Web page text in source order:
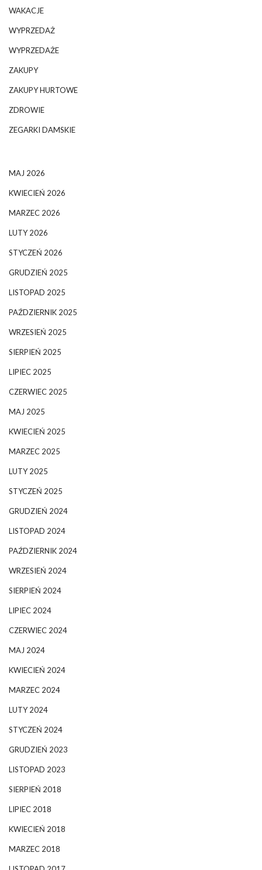
WAKACJE
WYPRZEDAŻ
WYPRZEDAŻE
ZAKUPY
ZAKUPY HURTOWE
ZDROWIE
ZEGARKI DAMSKIE
MAJ 2026
KWIECIEŃ 2026
MARZEC 2026
LUTY 2026
STYCZEŃ 2026
GRUDZIEŃ 2025
LISTOPAD 2025
PAŹDZIERNIK 2025
WRZESIEŃ 2025
SIERPIEŃ 2025
LIPIEC 2025
CZERWIEC 2025
MAJ 2025
KWIECIEŃ 2025
MARZEC 2025
LUTY 2025
STYCZEŃ 2025
GRUDZIEŃ 2024
LISTOPAD 2024
PAŹDZIERNIK 2024
WRZESIEŃ 2024
SIERPIEŃ 2024
LIPIEC 2024
CZERWIEC 2024
MAJ 2024
KWIECIEŃ 2024
MARZEC 2024
LUTY 2024
STYCZEŃ 2024
GRUDZIEŃ 2023
LISTOPAD 2023
SIERPIEŃ 2018
LIPIEC 2018
KWIECIEŃ 2018
MARZEC 2018